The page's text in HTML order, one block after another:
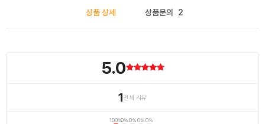
상품 상세 상품문의 2
5.0
1전체 리뷰
100%0%0%0%0%